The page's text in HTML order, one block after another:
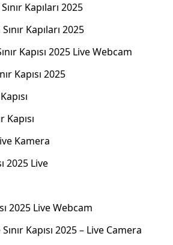
Kapıları 2025
Kapıları 2025
Kapısı 2025 Live Webcam
Kapısı 2025
Kapısı
Kamera
2025 Live
2025 Live Webcam
Kapısı 2025 – Live Camera